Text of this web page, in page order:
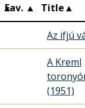
▲
Fav. ▲ Title▲
Az ifjú
A Kreml
(1951)